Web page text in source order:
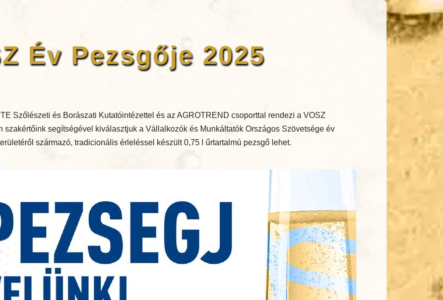
Év Pezsgője 2025
Szőlészeti és Borászati Kutatóintézettel és az AGROTREND csoporttal rendezi a VOSZ
szakértőink segítségével kiválasztjuk a Vállalkozók és Munkáltatók Országos Szövetsége év
származó, tradicionális érleléssel készült 0,75 l űrtartalmú pezsgő lehet.